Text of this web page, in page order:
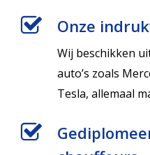
Onze
Wij beschikken
auto’s zoals
Tesla, allemaal